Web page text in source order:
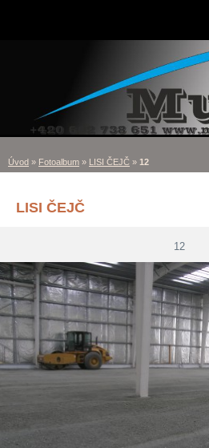
Úvod » Fotoalbum » LISI ČEJČ » 12
LISI ČEJČ
12